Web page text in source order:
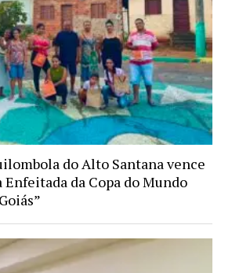
do Alto Santana vence
Enfeitada da Copa do Mundo